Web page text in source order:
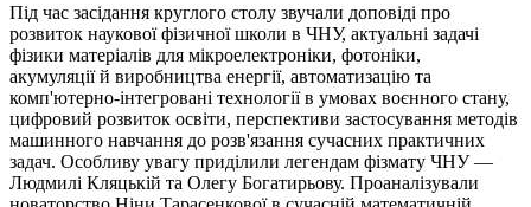
Під час засідання круглого столу звучали доповіді про
розвиток наукової фізичної школи в ЧНУ, актуальні задачі
фізики матеріалів для мікроелектроніки, фотоніки,
акумуляції й виробництва енергії, автоматизацію та
комп'ютерно-інтегровані технології в умовах воєнного стану,
цифровий розвиток освіти, перспективи застосування методів
машинного навчання до розв'язання сучасних практичних
задач. Особливу увагу приділили легендам фізмату ЧНУ —
Людмилі Кляцькій та Олегу Богатирьову. Проаналізували